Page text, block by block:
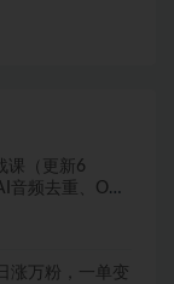
课（更新6
音频去重、OBS
涨万粉，一单变